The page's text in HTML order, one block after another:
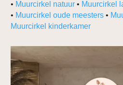
• Muurcirkel natuur • Muurcirkel
• Muurcirkel oude meesters •
Muurcirkel kinderkamer